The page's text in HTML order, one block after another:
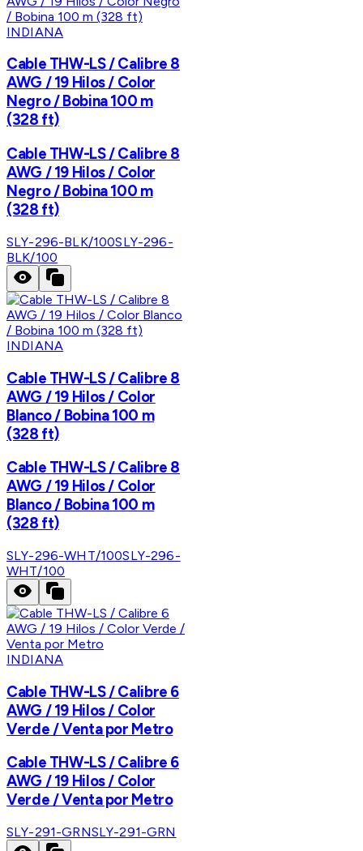
INDIANA
Cable THW-LS / Calibre 8
AWG / 19 Hilos / Color
Negro / Bobina 100 m
(328 ft)
Cable THW-LS / Calibre 8
AWG / 19 Hilos / Color
Negro / Bobina 100 m
(328 ft)
SLY-296-BLK/100SLY-296-
BLK/100
INDIANA
Cable THW-LS / Calibre 8
AWG / 19 Hilos / Color
Blanco / Bobina 100 m
(328 ft)
Cable THW-LS / Calibre 8
AWG / 19 Hilos / Color
Blanco / Bobina 100 m
(328 ft)
SLY-296-WHT/100SLY-296-
WHT/100
INDIANA
Cable THW-LS / Calibre 6
AWG / 19 Hilos / Color
Verde / Venta por Metro
Cable THW-LS / Calibre 6
AWG / 19 Hilos / Color
Verde / Venta por Metro
SLY-291-GRNSLY-291-GRN